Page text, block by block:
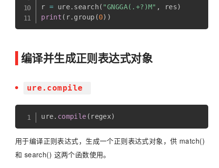
r = ure. search( "GNGGA(.+?)M" , res)
print ( r. group (0) )
编译并生成正则表达式对象
ure.compile
ure. compile ( regex)
用于编译正则表达式，生成一个正则表达式对象，供 match()
和 search() 这两个函数使用。